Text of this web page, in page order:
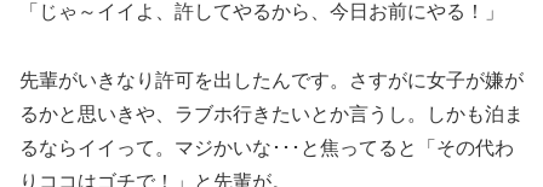
「じゃ～イイよ、許してやるから、今日お前にやる！」
先輩がいきなり許可を出したんです。さすがに女子が嫌が
るかと思いきや、ラブホ行きたいとか言うし。しかも泊ま
るならイイって。マジかいな･･･と焦ってると「その代わ
りココはゴチで！」と先輩が。